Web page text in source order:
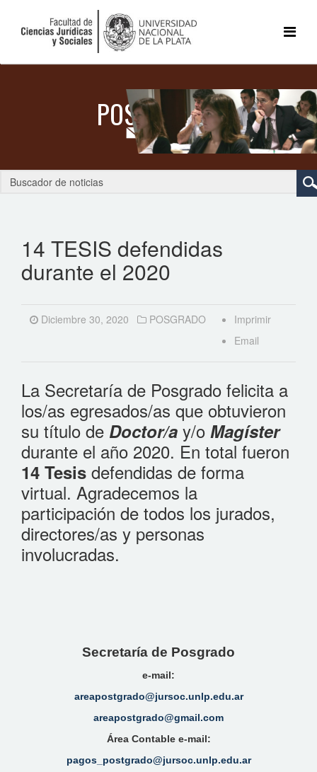
14 TESIS defendidas
durante el 2020
Diciembre 30, 2020 POSGRADO
Imprimir
Email
La Secretaría de Posgrado felicita a
los/as egresados/as que obtuvieron
su título de Doctor/a y/o Magíster
durante el año 2020. En total fueron
14 Tesis defendidas de forma
virtual. Agradecemos la
participación de todos los jurados,
directores/as y personas
involucradas.
Secretaría de Posgrado
e-mail:
areapostgrado@jursoc.unlp.edu.ar
areapostgrado@gmail.com
Área Contable e-mail:
pagos_postgrado@jursoc.unlp.edu.ar